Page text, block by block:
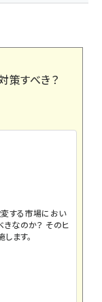
策すべき？
変する市場におい
きなのか？ そのヒ
ます。